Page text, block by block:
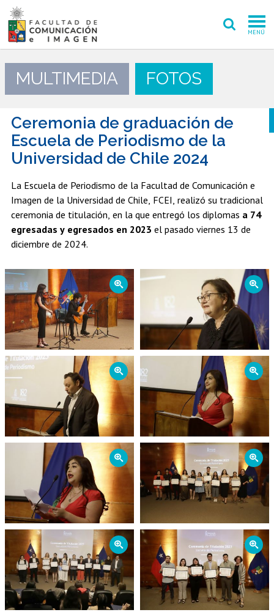
MENÚ
FACULTAD
POSTGRADO
INVESTIGACIÓN CREACIÓN
INTERNACIONAL
ADMISIÓN
Estudiantes Académicos Egresados
MULTIMEDIA FOTOS
Ceremonia de graduación de
Escuela de Periodismo de la
Universidad de Chile 2024
La Escuela de Periodismo de la Facultad de Comunicación e
Imagen de la Universidad de Chile, FCEI, realizó su tradicional
ceremonia de titulación, en la que entregó los diplomas a 74
egresadas y egresados en 2023 el pasado viernes 13 de
diciembre de 2024.
Zoom
Zoom Zoom
Zoom Zoom
Zoom